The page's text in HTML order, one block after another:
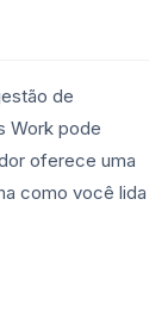
de
Work pode
oferece uma
como você lida